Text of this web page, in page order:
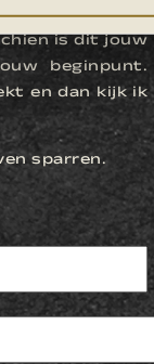
is dit jouw
beginpunt.
en dan kijk ik
sparren.